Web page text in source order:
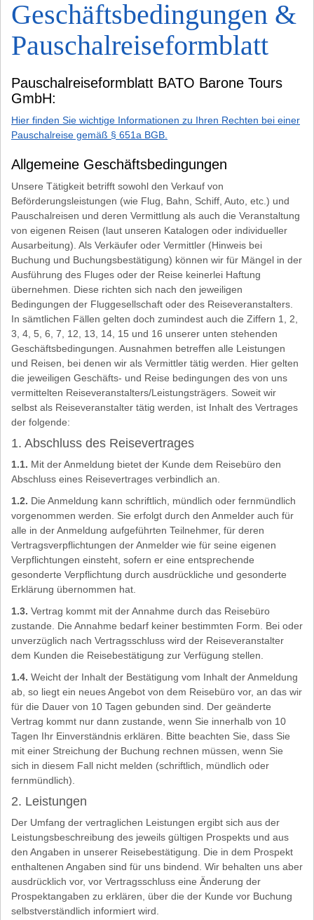
Geschäftsbedingungen &
Pauschalreiseformblatt
Pauschalreiseformblatt BATO Barone Tours
GmbH:
Hier finden Sie wichtige Informationen zu Ihren Rechten bei einer
Pauschalreise gemäß § 651a BGB.
Allgemeine Geschäftsbedingungen
Unsere Tätigkeit betrifft sowohl den Verkauf von
Beförderungsleistungen (wie Flug, Bahn, Schiff, Auto, etc.) und
Pauschalreisen und deren Vermittlung als auch die Veranstaltung
von eigenen Reisen (laut unseren Katalogen oder individueller
Ausarbeitung). Als Verkäufer oder Vermittler (Hinweis bei
Buchung und Buchungsbestätigung) können wir für Mängel in der
Ausführung des Fluges oder der Reise keinerlei Haftung
übernehmen. Diese richten sich nach den jeweiligen
Bedingungen der Fluggesellschaft oder des Reiseveranstalters.
In sämtlichen Fällen gelten doch zumindest auch die Ziffern 1, 2,
3, 4, 5, 6, 7, 12, 13, 14, 15 und 16 unserer unten stehenden
Geschäftsbedingungen. Ausnahmen betreffen alle Leistungen
und Reisen, bei denen wir als Vermittler tätig werden. Hier gelten
die jeweiligen Geschäfts- und Reise bedingungen des von uns
vermittelten Reiseveranstalters/Leistungsträgers. Soweit wir
selbst als Reiseveranstalter tätig werden, ist Inhalt des Vertrages
der folgende:
1. Abschluss des Reisevertrages
1.1. Mit der Anmeldung bietet der Kunde dem Reisebüro den
Abschluss eines Reisevertrages verbindlich an.
1.2. Die Anmeldung kann schriftlich, mündlich oder fernmündlich
vorgenommen werden. Sie erfolgt durch den Anmelder auch für
alle in der Anmeldung aufgeführten Teilnehmer, für deren
Vertragsverpflichtungen der Anmelder wie für seine eigenen
Verpflichtungen einsteht, sofern er eine entsprechende
gesonderte Verpflichtung durch ausdrückliche und gesonderte
Erklärung übernommen hat.
1.3. Vertrag kommt mit der Annahme durch das Reisebüro
zustande. Die Annahme bedarf keiner bestimmten Form. Bei oder
unverzüglich nach Vertragsschluss wird der Reiseveranstalter
dem Kunden die Reisebestätigung zur Verfügung stellen.
1.4. Weicht der Inhalt der Bestätigung vom Inhalt der Anmeldung
ab, so liegt ein neues Angebot von dem Reisebüro vor, an das wir
für die Dauer von 10 Tagen gebunden sind. Der geänderte
Vertrag kommt nur dann zustande, wenn Sie innerhalb von 10
Tagen Ihr Einverständnis erklären. Bitte beachten Sie, dass Sie
mit einer Streichung der Buchung rechnen müssen, wenn Sie
sich in diesem Fall nicht melden (schriftlich, mündlich oder
fernmündlich).
2. Leistungen
Der Umfang der vertraglichen Leistungen ergibt sich aus der
Leistungsbeschreibung des jeweils gültigen Prospekts und aus
den Angaben in unserer Reisebestätigung. Die in dem Prospekt
enthaltenen Angaben sind für uns bindend. Wir behalten uns aber
ausdrücklich vor, vor Vertragsschluss eine Änderung der
Prospektangaben zu erklären, über die der Kunde vor Buchung
selbstverständlich informiert wird.